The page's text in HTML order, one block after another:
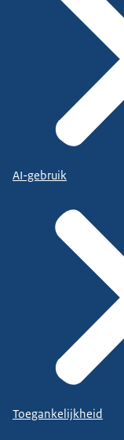
AI-gebruik
Toegankelijkheid